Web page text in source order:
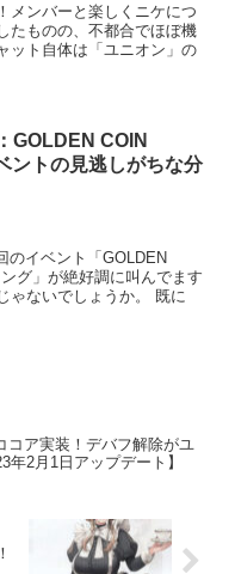
メンバーと楽しくニケにつ
たものの、不都合でほぼ機
ット自体は「ユニオン」の
GOLDEN COIN
ントの見逃しがちな分
のイベント「GOLDEN
グ」が絶好調に叫んでます
ゃないでしょうか。 既に
コア実装！デバフ解除がユ
年2月1日アップデート】